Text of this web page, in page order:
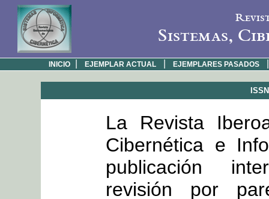
Sistemas,
INICIO EJEMPLAR ACTUAL EJEMPLARES PASADOS
La Revista
Cibernética e
publicación
revisión por